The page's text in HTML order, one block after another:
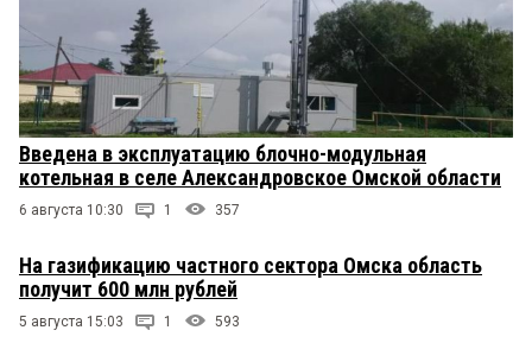
Введена в эксплуатацию блочно-модульная
котельная в селе Александровское Омской области
6 августа 10:30 1 357
На газификацию частного сектора Омска область
получит 600 млн рублей
5 августа 15:03 1 593